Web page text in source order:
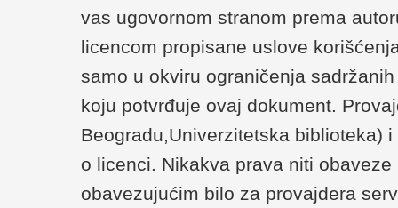
vas ugovornom stranom prema
licencom propisane uslove
samo u okviru ograničenja
koju potvrđuje ovaj dokument.
Beogradu,Univerzitetska biblioteka)
o licenci. Nikakva prava niti
obavezujućim bilo za provajdera